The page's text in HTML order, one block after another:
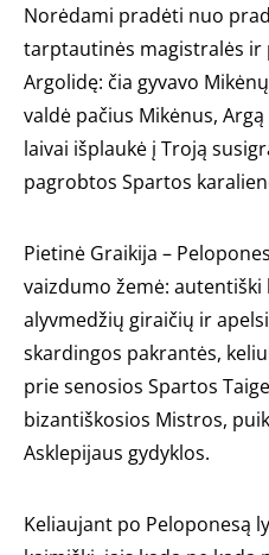
Norėdami pradėti nuo
tarptautinės magistralės ir
Argolidę: čia gyvavo
valdė pačius Mikėnus,
laivai išplaukė į Troją
pagrobtos Spartos
Pietinė Graikija –
vaizdumo žemė: autentiški
alyvmedžių giraičių ir
skardingos pakrantės,
prie senosios Spartos
bizantiškosios Mistros,
Asklepijaus gydyklos.
Keliaujant po Peloponesą